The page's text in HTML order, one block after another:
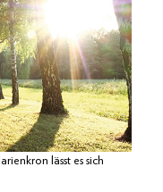
lässt es sich